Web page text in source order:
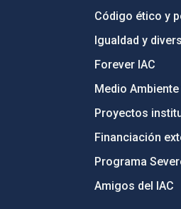
Código ético y
Igualdad y
Forever IAC
Medio
Proyectos
Financiación
Programa
Amigos del IAC